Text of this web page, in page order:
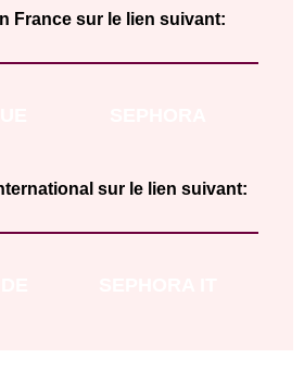
France sur le lien suivant:
sur le lien suivant: